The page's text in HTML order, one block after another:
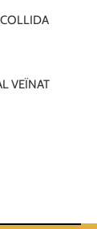
VEÏNAT